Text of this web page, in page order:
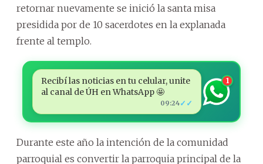
retornar nuevamente se inició la santa misa
presidida por de 10 sacerdotes en la explanada
frente al templo.
Recibí las noticias en tu celular, unite
al canal de ÚH en WhatsApp 🤩
09:24✓✓
1
Durante este año la intención de la comunidad
parroquial es convertir la parroquia principal de la